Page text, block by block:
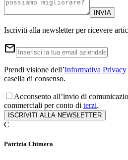
INVIA
Iscriviti alla newsletter per ricevere
email
Prendi visione dell’Informativa Privacy
casella di consenso.
Acconsento all’invio di
commerciali per conto di terzi.
ISCRIVITI ALLA NEWSLETTER
C
Patrizia Chimera